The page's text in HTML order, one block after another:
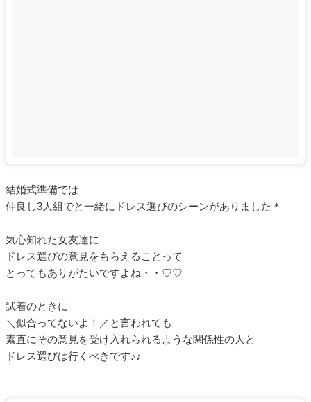
結婚式準備では
仲良し3人組でと一緒にドレス選びのシーンがありました＊
気心知れた女友達に
ドレス選びの意見をもらえることって
とってもありがたいですよね・・♡♡
試着のときに
＼似合ってないよ！／と言われても
素直にその意見を受け入れられるような関係性の人と
ドレス選びは行くべきです♪♪